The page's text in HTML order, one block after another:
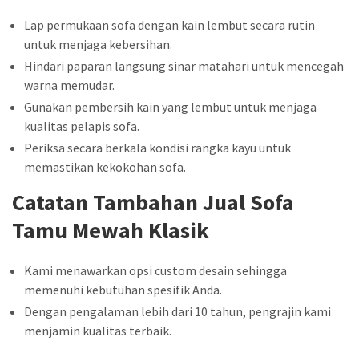
Lap permukaan sofa dengan kain lembut secara rutin
untuk menjaga kebersihan.
Hindari paparan langsung sinar matahari untuk mencegah
warna memudar.
Gunakan pembersih kain yang lembut untuk menjaga
kualitas pelapis sofa.
Periksa secara berkala kondisi rangka kayu untuk
memastikan kekokohan sofa.
Catatan Tambahan Jual Sofa
Tamu Mewah Klasik
Kami menawarkan opsi custom desain sehingga
memenuhi kebutuhan spesifik Anda.
Dengan pengalaman lebih dari 10 tahun, pengrajin kami
menjamin kualitas terbaik.